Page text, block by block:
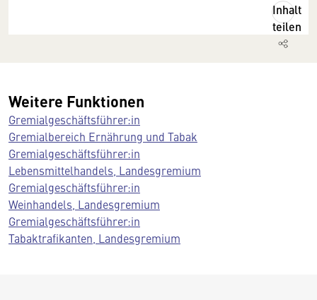
Inhalt
teilen
Weitere Funktionen
Gremialgeschäftsführer:in
Gremialbereich Ernährung und Tabak
Gremialgeschäftsführer:in
Lebensmittelhandels, Landesgremium
Gremialgeschäftsführer:in
Weinhandels, Landesgremium
Gremialgeschäftsführer:in
Tabaktrafikanten, Landesgremium